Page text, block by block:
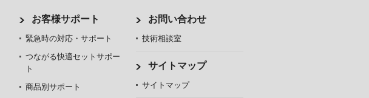
お客様サポート
緊急時の対応・サポート
つながる快適セットサポー
ト
商品別サポート
お問い合わせ
技術相談室
サイトマップ
サイトマップ